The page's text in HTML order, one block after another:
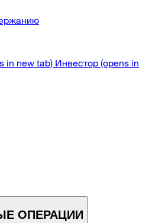
in new tab) Инвестор (opens in
ОПЕРАЦИИ